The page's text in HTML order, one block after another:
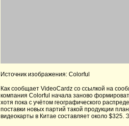
Источник изображения: Colorful
Как сообщает VideoCardz со ссылкой на
компания Colorful начала заново
хотя пока с учётом географического
поставки новых партий такой продукции
видеокарты в Китае составляет около